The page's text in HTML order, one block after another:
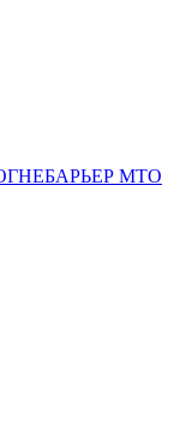
ОГНЕБАРЬЕР МТО